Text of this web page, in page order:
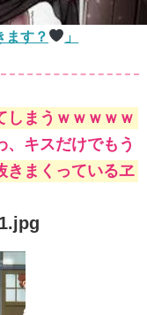
ます？ 」
しまうｗｗｗｗｗ
、キスだけでもう
きまくっているヱ